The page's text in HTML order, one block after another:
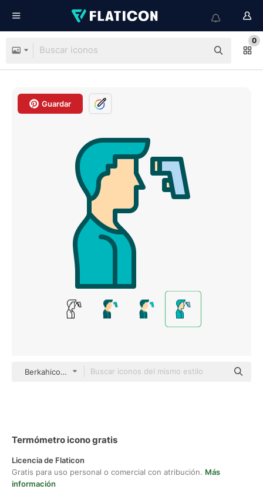
0
Guardar
Berkahicon Lineal Color
Termómetro icono gratis
Licencia de Flaticon
Gratis para uso personal o comercial con atribución. Más
información